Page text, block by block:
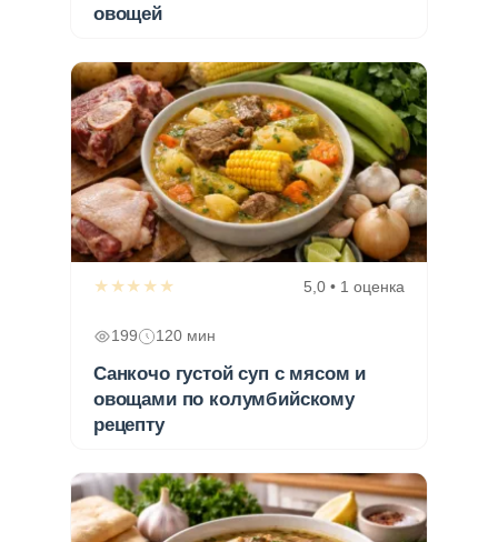
овощей
★★★★★ 5,0 • 1 оценка
199 120 мин
Санкочо густой суп с мясом и
овощами по колумбийскому
рецепту